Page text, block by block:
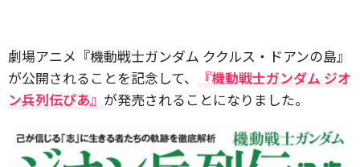
劇場アニメ『機動戦士ガンダム ククルス・ドアンの島』
が公開されることを記念して、
『機動戦士ガンダム ジオ
ン兵列伝ぴあ』 が発売されることになりました。